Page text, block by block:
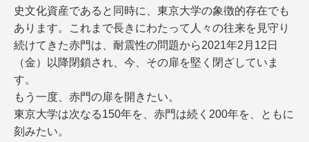
史文化資産であると同時に、東京大学の象徴的存在でも
あります。これまで長きにわたって人々の往来を見守り
続けてきた赤門は、耐震性の問題から2021年2月12日
（金）以降閉鎖され、今、その扉を堅く閉ざしていま
す。
もう一度、赤門の扉を開きたい。
東京大学は次なる150年を、赤門は続く200年を、ともに
刻みたい。